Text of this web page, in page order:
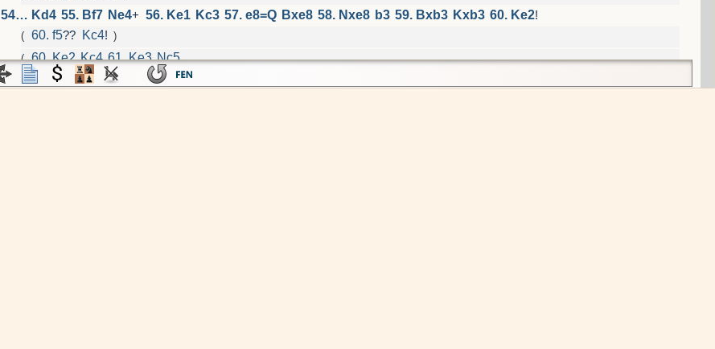
54… Kd4 55. Bf7 Ne4+ 56. Ke1 Kc3 57. e8=Q Bxe8 58. Nxe8 b3 59. Bxb3 Kxb3 60. Ke2!
( 60. f5?? Kc4! )
(60. Ke2Kc461. Ke3Nc5
Kd5 не работает из-за 62. Nc7